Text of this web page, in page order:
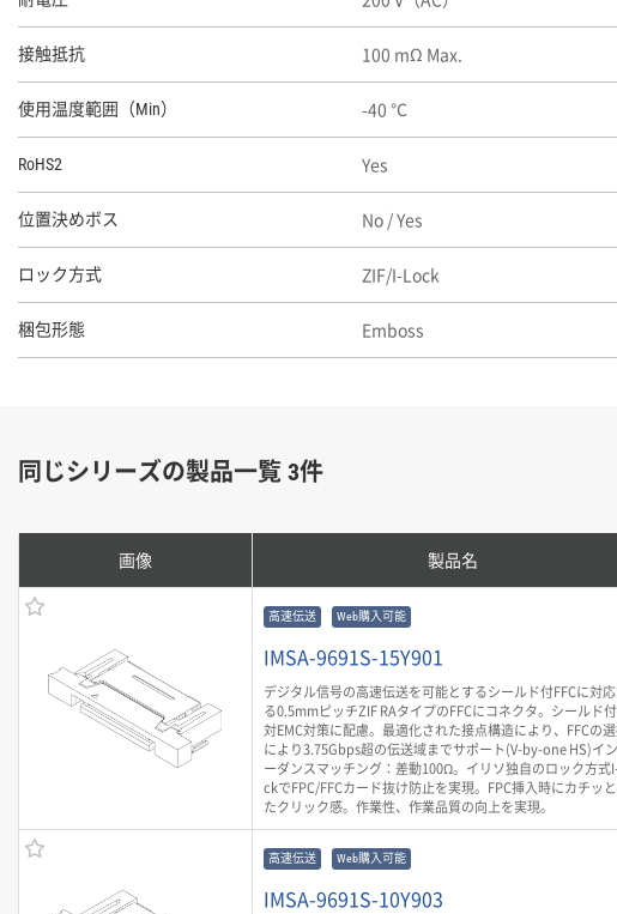
接触抵抗 100 mΩ Max.
使用温度範囲（Min） -40 ℃
RoHS2 Yes
位置決めボス No / Yes
ロック方式 ZIF/I-Lock
梱包形態 Emboss
同じシリーズの製品一覧 3件
画像 製品名
高速伝送 Web購入可能
IMSA-9691S-15Y901
デジタル信号の高速伝送を可能とするシールド付FFCに対
る0.5mmピッチZIF RAタイプのFFCにコネクタ。シールド
対EMC対策に配慮。最適化された接点構造により、FFCの
により3.75Gbps超の伝送域までサポート(V-by-one HS)イ
ーダンスマッチング：差動100Ω。イリソ独自のロック方式
ckでFPC/FFCカード抜け防止を実現。FPC挿入時にカチッ
たクリック感。作業性、作業品質の向上を実現。
高速伝送 Web購入可能
IMSA-9691S-10Y903